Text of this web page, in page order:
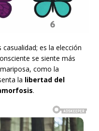
es la elección
se siente más
como la
la libertad del
.